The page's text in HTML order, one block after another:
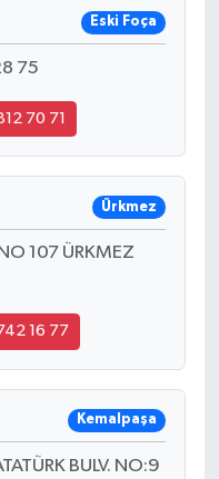
Eski Foça
75
70 71
Ürkmez
107 ÜRKMEZ
16 77
Kemalpaşa
BULV. NO:9